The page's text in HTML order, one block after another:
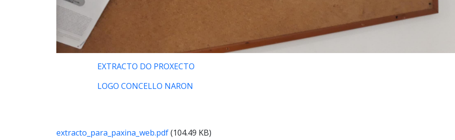
EXTRACTO DO PROXECTO
LOGO CONCELLO NARON
extracto_para_paxina_web.pdf(104.49 KB)